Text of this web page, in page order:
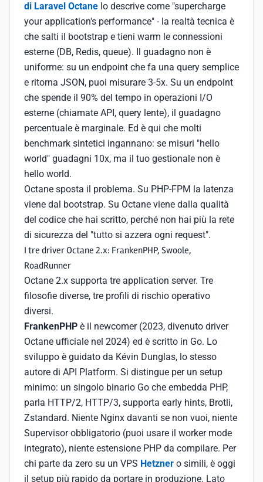
di Laravel Octane lo descrive come "supercharge
your application's performance" - la realtà tecnica è
che salti il bootstrap e tieni warm le connessioni
esterne (DB, Redis, queue). Il guadagno non è
uniforme: su un endpoint che fa una query semplice
e ritorna JSON, puoi misurare 3-5x. Su un endpoint
che spende il 90% del tempo in operazioni I/O
esterne (chiamate API, query lente), il guadagno
percentuale è marginale. Ed è qui che molti
benchmark sintetici ingannano: se misuri "hello
world" guadagni 10x, ma il tuo gestionale non è
hello world.
Octane sposta il problema. Su PHP-FPM la latenza
viene dal bootstrap. Su Octane viene dalla qualità
del codice che hai scritto, perché non hai più la rete
di sicurezza del "tutto si azzera ogni request".
I tre driver Octane 2.x: FrankenPHP, Swoole,
RoadRunner
Octane 2.x supporta tre application server. Tre
filosofie diverse, tre profili di rischio operativo
diversi.
FrankenPHP è il newcomer (2023, divenuto driver
Octane ufficiale nel 2024) ed è scritto in Go. Lo
sviluppo è guidato da Kévin Dunglas, lo stesso
autore di API Platform. Si distingue per un setup
minimo: un singolo binario Go che embedda PHP,
parla HTTP/2, HTTP/3, supporta early hints, Brotli,
Zstandard. Niente Nginx davanti se non vuoi, niente
Supervisor obbligatorio (puoi usare il worker mode
integrato), niente estensione PHP da compilare. Per
chi parte da zero su un VPS Hetzner o simili, è oggi
il setup più rapido da portare in produzione. Lato